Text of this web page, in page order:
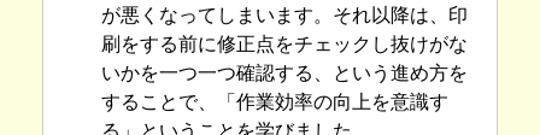
が悪くなってしまいます。それ以降は、印
刷をする前に修正点をチェックし抜けがな
いかを一つ一つ確認する、という進め方を
することで、「作業効率の向上を意識す
る」ということを学びました。